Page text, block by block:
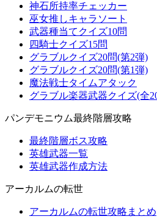
神石所持率チェッカー
巫女推しキャラソート
武器種当てクイズ10問
四騎士クイズ15問
グラブルクイズ20問(第2弾)
グラブルクイズ20問(第1弾)
魔法戦士タイムアタック
グラブル楽器武器クイズ(全
パンデモニウム最終階層攻略
最終階層ボス攻略
英雄武器一覧
英雄武器作成方法
アーカルムの転世
アーカルムの転世攻略まとめ